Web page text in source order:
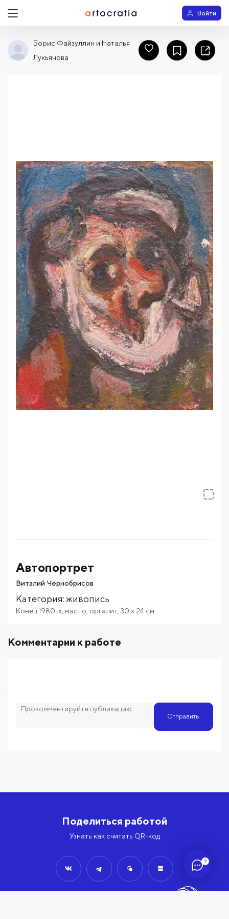
?
Войти
Автопортрет
Виталий Чернобрисов
Категория:живопись
Конец 1980-х масло оргалит, 30 x 24 см
Комментарии к работе
Отправить
Борис Файзуллин и Наталья
Лукьянова
1
Поделиться работой
Узнать как считать QR-код